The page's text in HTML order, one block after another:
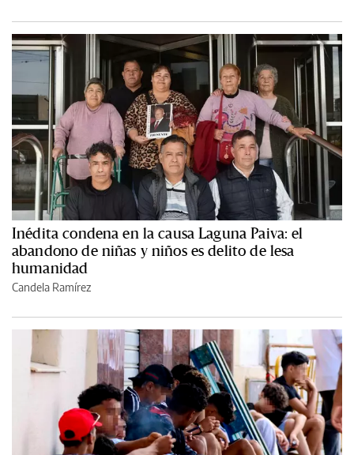
Inédita condena en la causa Laguna Paiva: el
abandono de niñas y niños es delito de lesa
humanidad
Candela Ramírez